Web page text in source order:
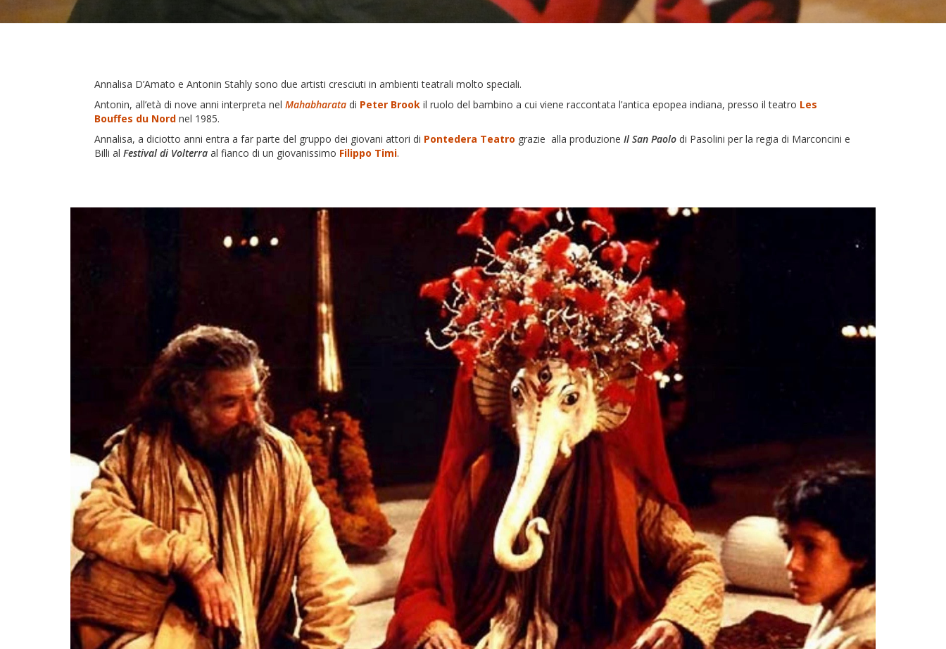
Annalisa D’Amato e Antonin Stahly sono due artisti cresciuti in ambienti teatrali molto speciali.
Antonin, all’età di nove anni interpreta nelMahabharata di Peter Brook il ruolo del bambino a cui viene raccontata l’antica epopea indiana, presso il teatro Les
Bouffes du Nord nel 1985.
Annalisa, a diciotto anni entra a far parte del gruppo dei giovani attori di Pontedera Teatro grazie alla produzioneIl San Paolo di Pasolini per la regia di Marconcini e
Billi alFestival di Volterra al fianco di un giovanissimo Filippo Timi.